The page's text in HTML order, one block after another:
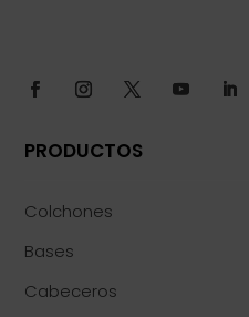
PRODUCTOS
Colchones
Bases
Cabeceros